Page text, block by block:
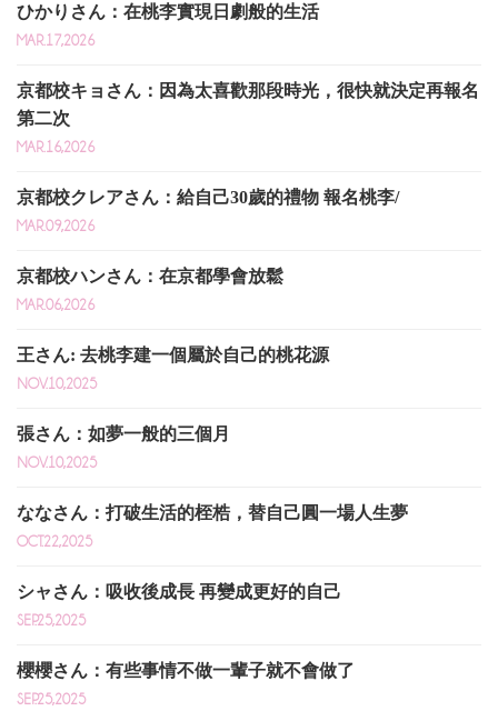
ひかりさん：在桃李實現日劇般的生活
MAR.17,2026
京都校キョさん：因為太喜歡那段時光，很快就決定再報名
第二次
MAR.16,2026
京都校クレアさん：給自己30歲的禮物 報名桃李/
MAR.09,2026
京都校ハンさん：在京都學會放鬆
MAR.06,2026
王さん: 去桃李建一個屬於自己的桃花源
NOV.10,2025
張さん：如夢一般的三個月
NOV.10,2025
ななさん：打破生活的桎梏，替自己圓一場人生夢
OCT.22,2025
シャさん：吸收後成長 再變成更好的自己
SEP.25,2025
櫻櫻さん：有些事情不做一輩子就不會做了
SEP.25,2025